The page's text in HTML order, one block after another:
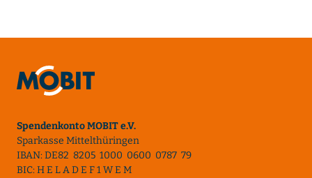
Spendenkonto MOBIT e.V.
Sparkasse Mittelthüringen
IBAN: DE82 8205 1000 0600 0787 79
BIC: H E L A D E F 1 W E M